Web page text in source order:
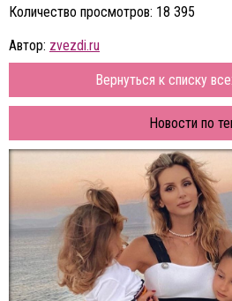
Количество просмотров: 18 395
Автор: zvezdi.ru
Вернуться к списку
Новости по